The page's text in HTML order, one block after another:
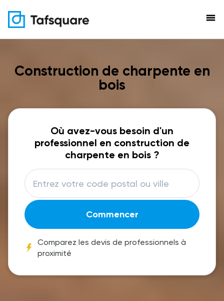
menu
Construction de charpente en
bois
Où avez-vous besoin d'un
professionnel en construction de
charpente en bois ?
Commencer
Comparez les devis de professionnels à
proximité